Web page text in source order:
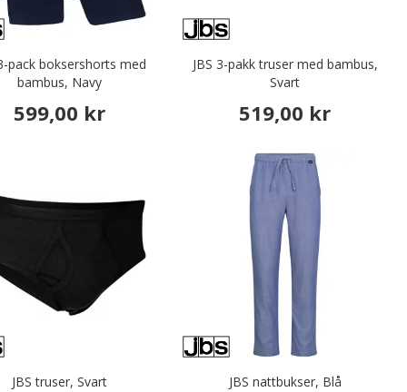
pack boksershorts med
bambus, Navy
599,00 kr
JBS 3-pakk truser med bambus,
Svart
519,00 kr
JBS truser, Svart JBS nattbukser, Blå